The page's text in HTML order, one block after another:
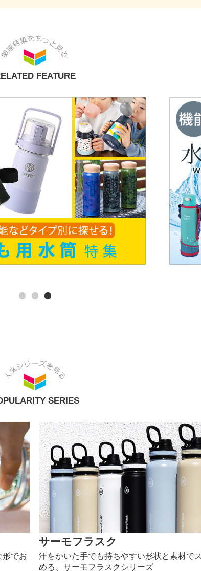
FEATURE
SERIES
形でお
サーモフラスク
汗をかいた手でも持ちやすい形状と素材で
める、サーモフラスクシリーズ